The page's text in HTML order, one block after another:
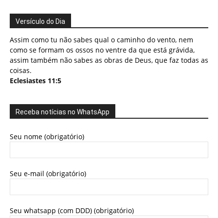
Versículo do Dia
Assim como tu não sabes qual o caminho do vento, nem
como se formam os ossos no ventre da que está grávida,
assim também não sabes as obras de Deus, que faz todas as
coisas.
Eclesiastes 11:5
Receba notícias no WhatsApp
Seu nome (obrigatório)
Seu e-mail (obrigatório)
Seu whatsapp (com DDD) (obrigatório)